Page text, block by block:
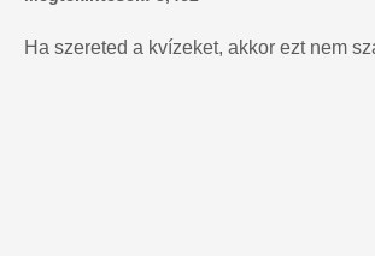
Ha szereted a kvízeket, akkor ezt nem